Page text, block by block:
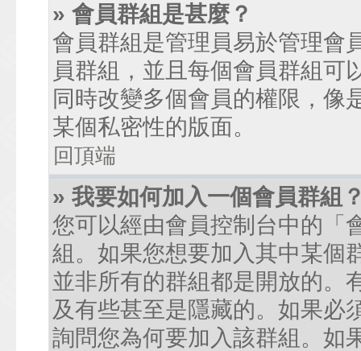
» 會員群組是甚麼？
會員群組是管理員易於管理會
員群組，並且每個會員群組可
同時改變多個會員的權限，像
某個私密性的版面。
回頂端
» 我要如何加入一個會員群組
您可以經由會員控制台中的「
組。如果您想要加入其中某個
並非所有的群組都是開放的。
及有些甚至是隱藏的。如果必
詢問您為何要加入該群組。如